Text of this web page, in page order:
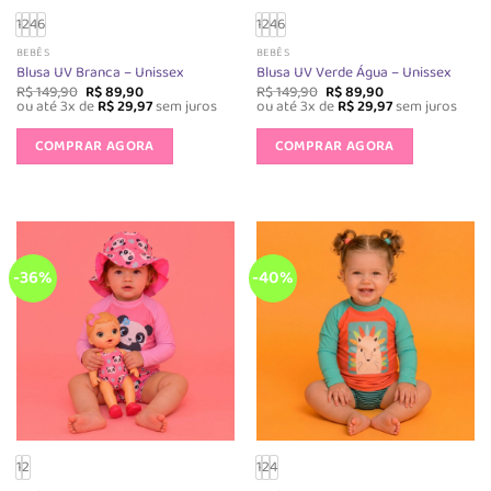
1246
BEBÊS
Blusa UV Branca – Unissex
R$149,90 O
preço
original
era:
R$ 149,90.
R$89,90O
preço
é:
R$ 89,90.
ou até 3x deR$29,97sem juros
COMPRAR AGORA
variantes.
página
do
1246
BEBÊS
Blusa UV Verde Água – Unissex
R$149,90 O
preço
original
era:
R$ 149,90.
R$89,90O
preço
é:
R$ 89,90.
ou até 3x deR$29,97sem juros
COMPRAR AGORA
variantes.
página
do
-36%
12
-40%
124